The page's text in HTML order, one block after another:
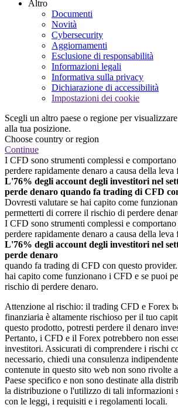
Altro
Documenti
Novità
Cybersecurity
Aggiornamenti
Esclusione di responsabilità
Informazioni legali
Informativa sulla privacy
Dichiarazione di accessibilità
Impostazioni dei cookie
Scegli un altro paese o regione per
alla tua posizione.
Choose country or region
Continue
I CFD sono strumenti complessi e
perdere rapidamente denaro a causa della leva
L'76% degli account degli investitori nel
perde denaro quando fa trading di CFD
Dovresti valutare se hai capito come
permetterti di correre il rischio di perdere
I CFD sono strumenti complessi e
perdere rapidamente denaro a causa della leva
L'76% degli account degli investitori nel
perde denaro
quando fa trading di CFD con questo
hai capito come funzionano i CFD e se puoi
rischio di perdere denaro.
Attenzione al rischio: il trading CFD e Forex
finanziaria è altamente rischioso per il tuo
questo prodotto, potresti perdere il denaro
Pertanto, i CFD e il Forex potrebbero non
investitori. Assicurati di comprendere i rischi
necessario, chiedi una consulenza
contenute in questo sito web non sono rivolte
Paese specifico e non sono destinate alla
la distribuzione o l'utilizzo di tali informazioni
con le leggi, i requisiti e i regolamenti locali.